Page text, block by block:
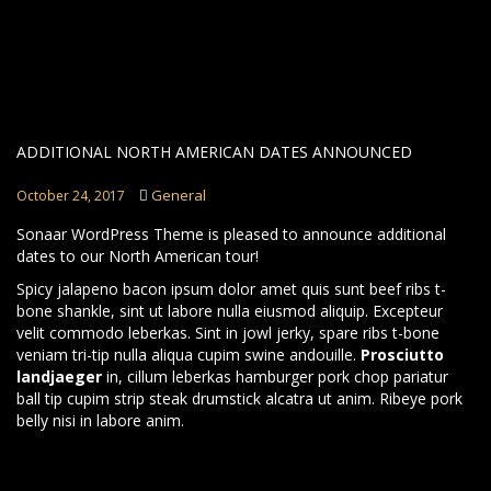
ADDITIONAL NORTH AMERICAN DATES ANNOUNCED
October 24, 2017 General
Sonaar WordPress Theme is pleased to announce additional
dates to our North American tour!
Spicy jalapeno bacon ipsum dolor amet quis sunt beef ribs t-
bone shankle, sint ut labore nulla eiusmod aliquip. Excepteur
velit commodo leberkas. Sint in jowl jerky, spare ribs t-bone
veniam tri-tip nulla aliqua cupim swine andouille. Prosciutto
landjaeger in, cillum leberkas hamburger pork chop pariatur
ball tip cupim strip steak drumstick alcatra ut anim. Ribeye pork
belly nisi in labore anim.